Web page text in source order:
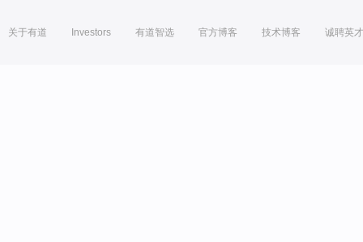
关于有道 Investors 有道智选 官方博客 技术博客 诚聘英才